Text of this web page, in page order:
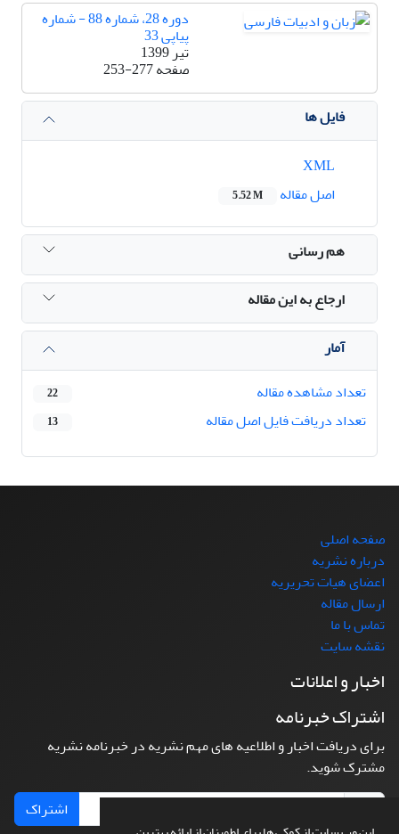
دوره 28، شماره 88 - شماره
پیاپی 33
تیر 1399
صفحه253-277
فایل ها
اصل مقاله
5.52 M
هم رسانی
ارجاع به این مقاله
آمار
تعداد مشاهده مقاله
22
تعداد دریافت فایل اصل مقاله 13
صفحه اصلی
درباره نشریه
اعضای هیات تحریریه
ارسال مقاله
تماس با ما
نقشه سایت
اخبار و اعلانات
اشتراک خبرنامه
برای دریافت اخبار و اطلاعیه های مهم نشریه در خبرنامه نشریه
مشترک شوید.
اشتراک